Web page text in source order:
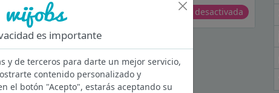
Oferta desactivada
es importante
y de terceros para darte un mejor servicio,
contenido personalizado y
el botón "Acepto", estarás aceptando su